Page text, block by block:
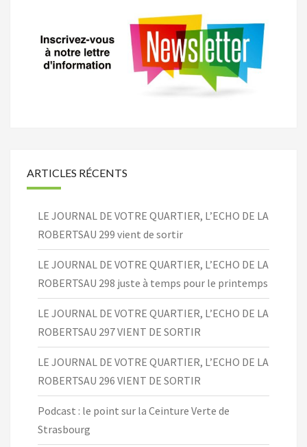
ARTICLES RÉCENTS
LE JOURNAL DE VOTRE QUARTIER, L’ECHO DE LA
ROBERTSAU 299 vient de sortir
LE JOURNAL DE VOTRE QUARTIER, L’ECHO DE LA
ROBERTSAU 298 juste à temps pour le printemps
LE JOURNAL DE VOTRE QUARTIER, L’ECHO DE LA
ROBERTSAU 297 VIENT DE SORTIR
LE JOURNAL DE VOTRE QUARTIER, L’ECHO DE LA
ROBERTSAU 296 VIENT DE SORTIR
Podcast : le point sur la Ceinture Verte de
Strasbourg